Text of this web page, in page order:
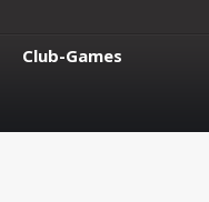
Club-Games